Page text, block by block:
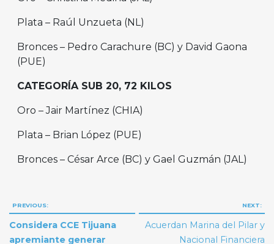
Plata – Raúl Unzueta (NL)
Bronces – Pedro Carachure (BC) y David Gaona
(PUE)
CATEGORÍA SUB 20, 72 KILOS
Oro – Jair Martínez (CHIA)
Plata – Brian López (PUE)
Bronces – César Arce (BC) y Gael Guzmán (JAL)
Navegación
de
PREVIOUS:
Considera CCE Tijuana
apremiante generar
NEXT:
Acuerdan Marina del Pilar y
Nacional Financiera